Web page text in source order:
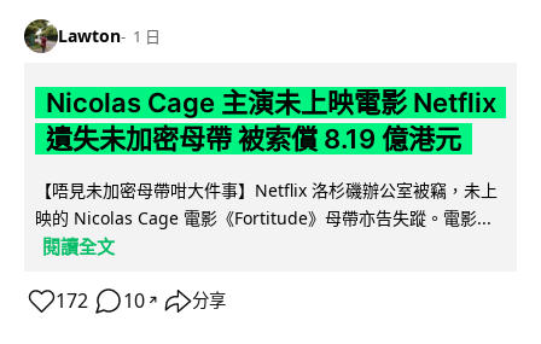
Lawton 1 日
Nicolas Cage 主演未上映電影 Netflix
遺失未加密母帶 被索償 8.19 億港元
【唔見未加密母帶咁大件事】Netflix 洛杉磯辦公室被竊，未上
映的 Nicolas Cage 電影《Fortitude》母帶亦告失蹤。電影...
閱讀全文
172 10 ↗ 分享